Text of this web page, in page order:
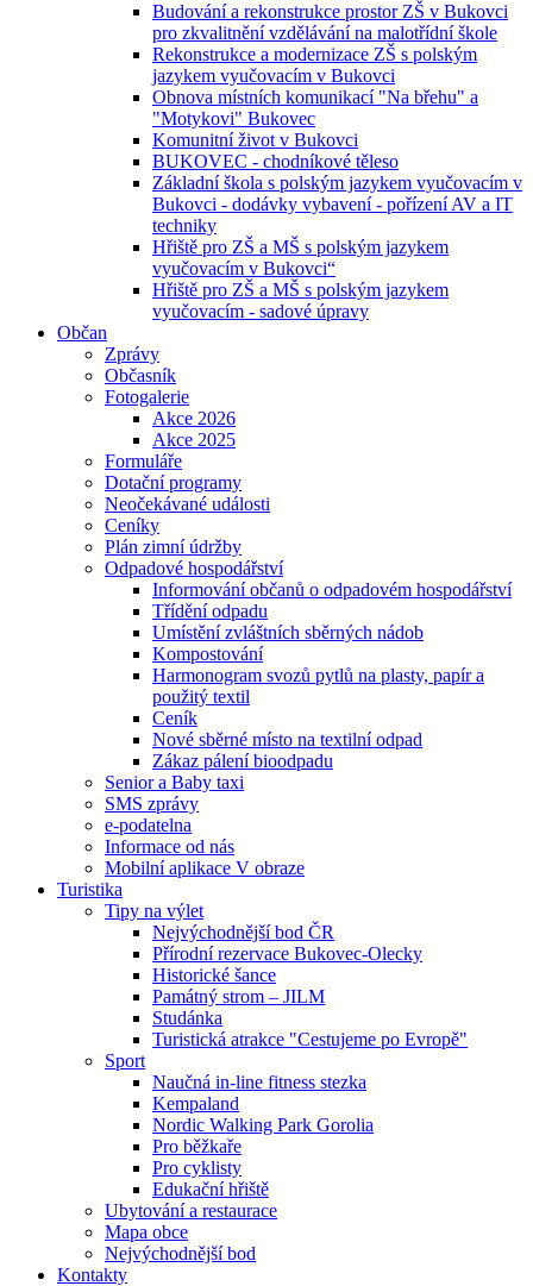
Budování a rekonstrukce prostor ZŠ v Bukovci
pro zkvalitnění vzdělávání na malotřídní škole
Rekonstrukce a modernizace ZŠ s polským
jazykem vyučovacím v Bukovci
Obnova místních komunikací "Na břehu" a
"Motykovi" Bukovec
Komunitní život v Bukovci
BUKOVEC - chodníkové těleso
Základní škola s polským jazykem vyučovacím v
Bukovci - dodávky vybavení - pořízení AV a IT
techniky
Hřiště pro ZŠ a MŠ s polským jazykem
vyučovacím v Bukovci“
Hřiště pro ZŠ a MŠ s polským jazykem
vyučovacím - sadové úpravy
Občan
Zprávy
Občasník
Fotogalerie
Akce 2026
Akce 2025
Formuláře
Dotační programy
Neočekávané události
Ceníky
Plán zimní údržby
Odpadové hospodářství
Informování občanů o odpadovém hospodářství
Třídění odpadu
Umístění zvláštních sběrných nádob
Kompostování
Harmonogram svozů pytlů na plasty, papír a
použitý textil
Ceník
Nové sběrné místo na textilní odpad
Zákaz pálení bioodpadu
Senior a Baby taxi
SMS zprávy
e-podatelna
Informace od nás
Mobilní aplikace V obraze
Turistika
Tipy na výlet
Nejvýchodnější bod ČR
Přírodní rezervace Bukovec-Olecky
Historické šance
Památný strom – JILM
Studánka
Turistická atrakce "Cestujeme po Evropě"
Sport
Naučná in-line fitness stezka
Kempaland
Nordic Walking Park Gorolia
Pro běžkaře
Pro cyklisty
Edukační hřiště
Ubytování a restaurace
Mapa obce
Nejvýchodnější bod
Kontakty